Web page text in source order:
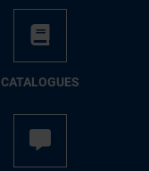
CATALOGUES